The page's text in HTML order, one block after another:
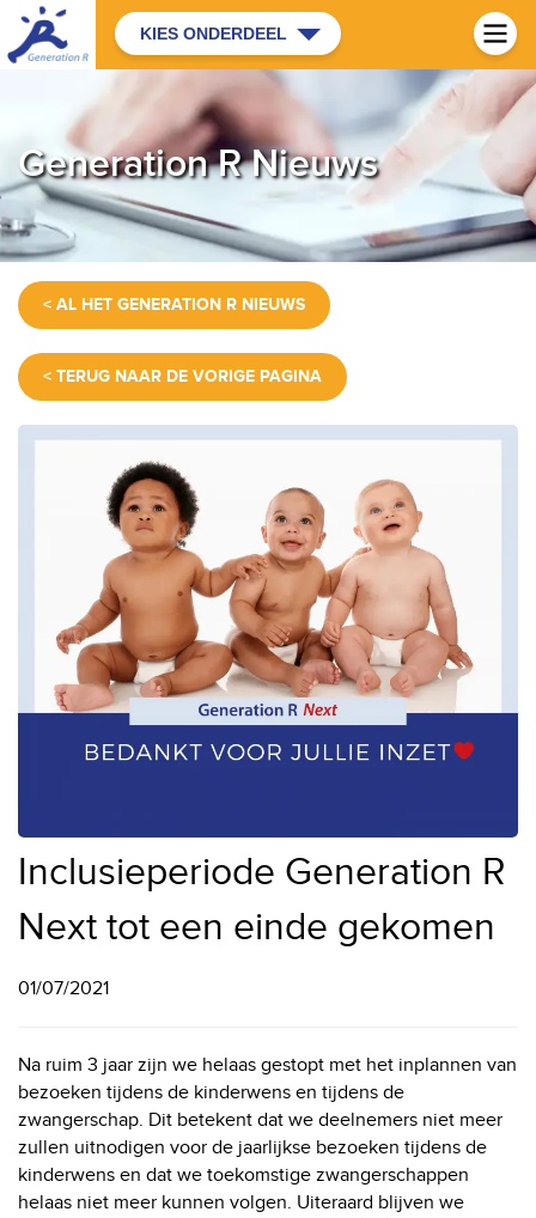
KIES ONDERDEEL
Generation R Nieuws
< AL HET GENERATION R NIEUWS
< TERUG NAAR DE VORIGE PAGINA
Inclusieperiode Generation R
Next tot een einde gekomen
01/07/2021
Na ruim 3 jaar zijn we helaas gestopt met het inplannen van
bezoeken tijdens de kinderwens en tijdens de
zwangerschap. Dit betekent dat we deelnemers niet meer
zullen uitnodigen voor de jaarlijkse bezoeken tijdens de
kinderwens en dat we toekomstige zwangerschappen
helaas niet meer kunnen volgen. Uiteraard blijven we